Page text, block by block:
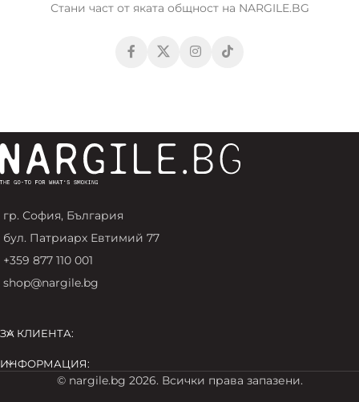
Стани част от яката общност на NARGILE.BG
гр. София, България
бул. Патриарх Евтимий 77
+359 877 110 001
shop@nargile.bg
ЗА КЛИЕНТА:
ИНФОРМАЦИЯ:
© nargile.bg 2026. Всички права запазени.